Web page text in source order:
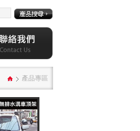
產品專區